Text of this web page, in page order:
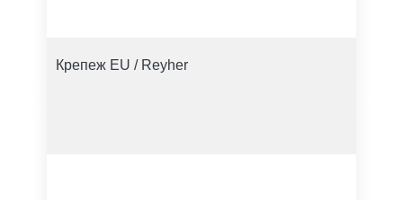
Крепеж EU / Reyher